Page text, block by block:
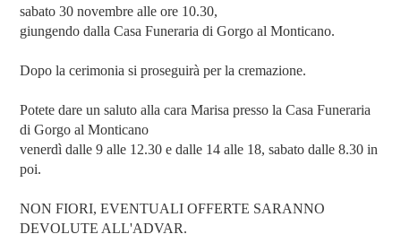
sabato 30 novembre alle ore 10.30,
giungendo dalla Casa Funeraria di Gorgo al Monticano.
Dopo la cerimonia si proseguirà per la cremazione.
Potete dare un saluto alla cara Marisa presso la Casa Funeraria
di Gorgo al Monticano
venerdì dalle 9 alle 12.30 e dalle 14 alle 18, sabato dalle 8.30 in
poi.
NON FIORI, EVENTUALI OFFERTE SARANNO
DEVOLUTE ALL'ADVAR.